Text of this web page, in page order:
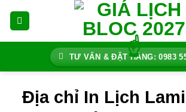
TƯ VẤN & ĐẶT HÀNG: 0983
Địa chỉ In Lịch